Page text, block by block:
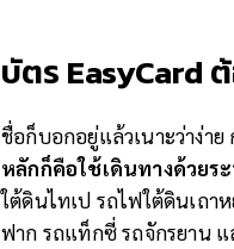
บัตรEasyCard
ชื่อก็บอกอยู่แล้วเนาะว่าง่าย
หลักก็คือใช้เดินทางด้วย
ใต้ดินไทเป รถไฟใต้ดินเถา
ฟาก รถแท็กซี่ รถจักรยาน แ